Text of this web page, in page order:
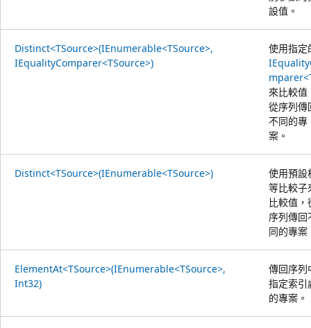
設值。
Distinct<TSource>(IEnumerable<TSource>,
IEqualityComparer<TSource>)
使用指定
來比較值
從序列傳
不同的專
案。
Distinct<TSource>(IEnumerable<TSource>)
使用預設
等比較子
比較值，
序列傳回
同的專案
ElementAt<TSource>(IEnumerable<TSource>,
Int32)
傳回序列
指定索引
的專案。